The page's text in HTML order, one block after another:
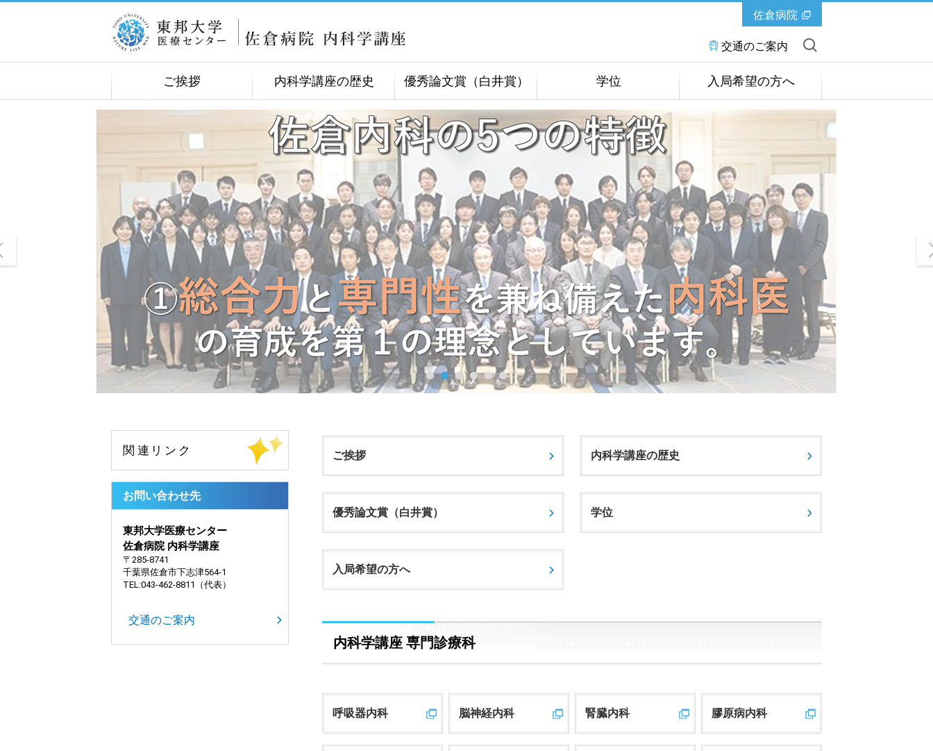
佐倉病院
交通のご案内
ご挨拶 内科学講座の歴史 優秀論文賞（白井賞） 学位 入局希望の方へ
ご挨拶 内科学講座の歴史
優秀論文賞（白井賞） 学位
入局希望の方へ
内科学講座 専門診療科
呼吸器内科 脳神経内科 腎臓内科 膠原病内科
お問い合わせ先
東邦大学医療センター
佐倉病院 内科学講座
〒285-8741
千葉県佐倉市下志津564-1
TEL:043-462-8811（代表）
交通のご案内